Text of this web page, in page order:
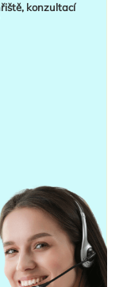
konzultací